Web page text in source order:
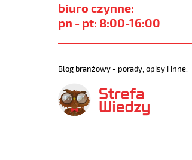
biuro czynne:
pn - pt: 8:00-16:00
Blog branżowy - porady, opisy i inne: